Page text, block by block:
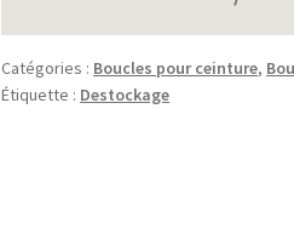
Catégories : Boucles pour ceinture,
Étiquette : Destockage